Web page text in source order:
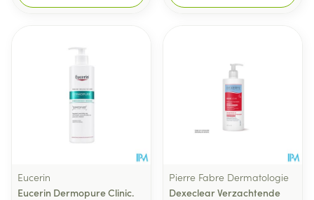
Eucerin
Eucerin Dermopure Clinic.
Pierre Fabre Dermatologie
Dexeclear Verzachtende